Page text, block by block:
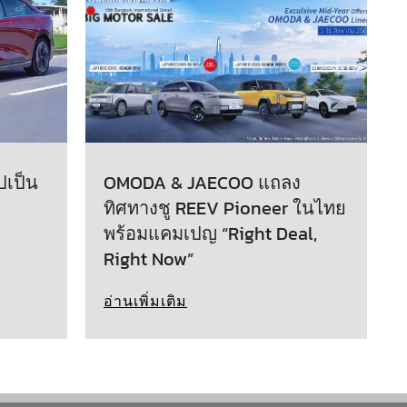
เป็น
OMODA & JAECOO แถลง
ทิศทางชู REEV Pioneer ในไทย
พร้อมแคมเปญ “Right Deal,
Right Now”
อ่านเพิ่มเติม